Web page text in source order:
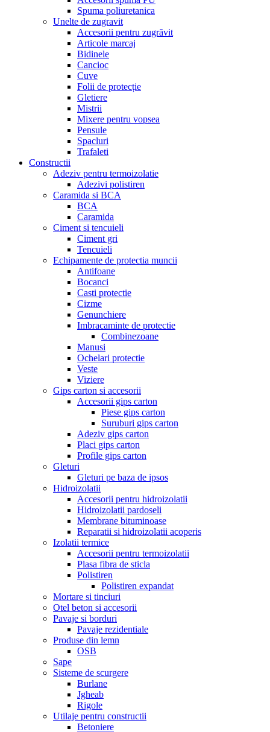
Spuma poliuretanica
Unelte de zugravit
Accesorii pentru zugrăvit
Articole marcaj
Bidinele
Cancioc
Cuve
Folii de protecție
Gletiere
Mistrii
Mixere pentru vopsea
Pensule
Spacluri
Trafaleti
Constructii
Adeziv pentru termoizolatie
Adezivi polistiren
Caramida si BCA
BCA
Caramida
Ciment si tencuieli
Ciment gri
Tencuieli
Echipamente de protectia muncii
Antifoane
Bocanci
Casti protectie
Cizme
Genunchiere
Imbracaminte de protectie
Combinezoane
Manusi
Ochelari protectie
Veste
Viziere
Gips carton si accesorii
Accesorii gips carton
Piese gips carton
Suruburi gips carton
Adeziv gips carton
Placi gips carton
Profile gips carton
Gleturi
Gleturi pe baza de ipsos
Hidroizolatii
Accesorii pentru hidroizolatii
Hidroizolatii pardoseli
Membrane bituminoase
Reparatii si hidroizolatii acoperis
Izolatii termice
Accesorii pentru termoizolatii
Plasa fibra de sticla
Polistiren
Polistiren expandat
Mortare si tinciuri
Otel beton si accesorii
Pavaje si borduri
Pavaje rezidentiale
Produse din lemn
OSB
Sape
Sisteme de scurgere
Burlane
Jgheab
Rigole
Utilaje pentru constructii
Betoniere